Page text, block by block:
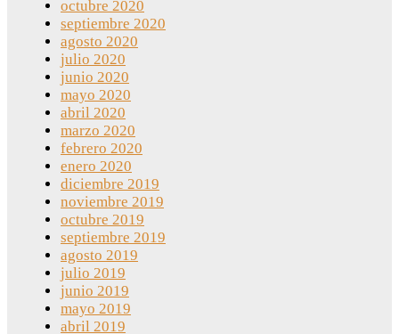
octubre 2020
septiembre 2020
agosto 2020
julio 2020
junio 2020
mayo 2020
abril 2020
marzo 2020
febrero 2020
enero 2020
diciembre 2019
noviembre 2019
octubre 2019
septiembre 2019
agosto 2019
julio 2019
junio 2019
mayo 2019
abril 2019